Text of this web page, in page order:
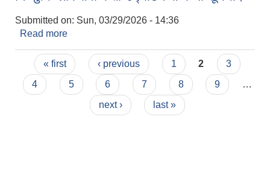
Submitted on: Sun, 03/29/2026 - 14:36
Read more
Pages
« first ‹ previous 1 2
3
4
5 6 7 8 9
…
next ›
last »